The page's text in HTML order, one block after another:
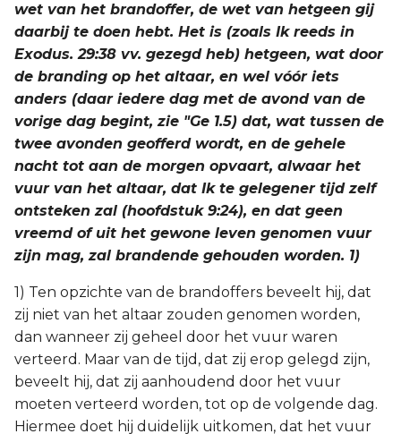
wet van het brandoffer, de wet van hetgeen gij
daarbij te doen hebt. Het is (zoals Ik reeds in
Exodus. 29:38 vv. gezegd heb) hetgeen, wat door
de branding op het altaar, en wel vóór iets
anders (daar iedere dag met de avond van de
vorige dag begint, zie "Ge 1.5) dat, wat tussen de
twee avonden geofferd wordt, en de gehele
nacht tot aan de morgen opvaart, alwaar het
vuur van het altaar, dat Ik te gelegener tijd zelf
ontsteken zal (hoofdstuk 9:24), en dat geen
vreemd of uit het gewone leven genomen vuur
zijn mag, zal brandende gehouden worden. 1)
1) Ten opzichte van de brandoffers beveelt hij, dat
zij niet van het altaar zouden genomen worden,
dan wanneer zij geheel door het vuur waren
verteerd. Maar van de tijd, dat zij erop gelegd zijn,
beveelt hij, dat zij aanhoudend door het vuur
moeten verteerd worden, tot op de volgende dag.
Hiermee doet hij duidelijk uitkomen, dat het vuur